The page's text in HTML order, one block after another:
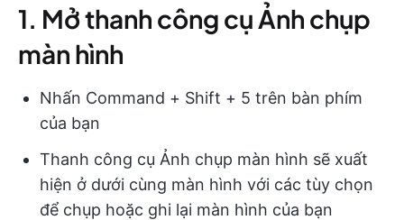
1. Mở thanh công cụ Ảnh chụp
màn hình
Nhấn Command + Shift + 5 trên bàn phím
của bạn
Thanh công cụ Ảnh chụp màn hình sẽ xuất
hiện ở dưới cùng màn hình với các tùy chọn
để chụp hoặc ghi lại màn hình của bạn